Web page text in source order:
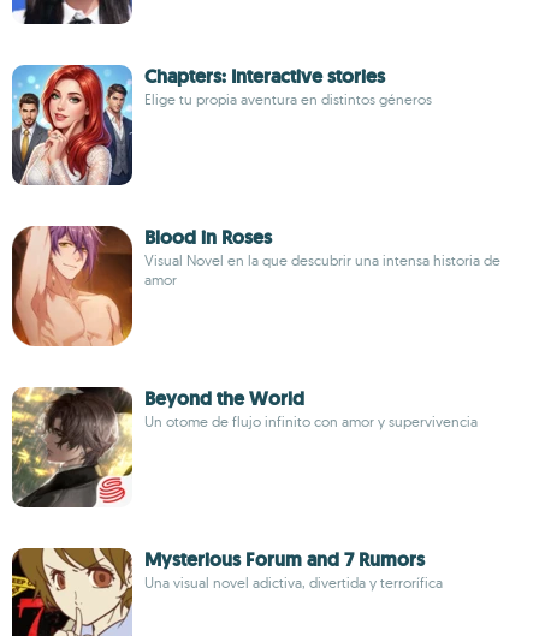
Chapters: Interactive stories
Elige tu propia aventura en distintos géneros
Blood in Roses
Visual Novel en la que descubrir una intensa historia de
amor
Beyond the World
Un otome de flujo infinito con amor y supervivencia
Mysterious Forum and 7 Rumors
Una visual novel adictiva, divertida y terrorífica